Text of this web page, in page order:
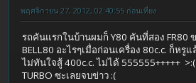
พฤศจิกายน 27, 2012, 02:40:55 ก่อนเที่ยง
รถคันแรกในบ้านผมก็ Y80 คันที่สอง
BELL80 อะไรๆเมื่อก่อนเครื่อง 80c.c. ก็หรู
ไม่ทันใจสู้ 400c.c. ไม่ได้ 555555+++++
TURBO ซะเลยจบข่าว :(